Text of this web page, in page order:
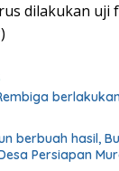
dilakukan uji
berbuah hasil,
Persiapan